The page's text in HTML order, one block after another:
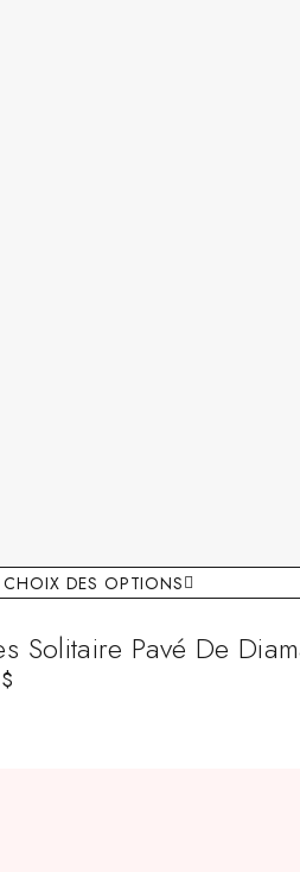
CHOIX DES OPTIONS
Solitaire Pavé De
$